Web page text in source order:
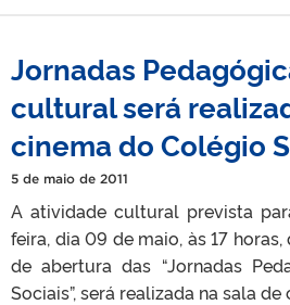
Jornadas
cultural será
cinema do Colégio
5 de maio de 2011
A atividade cultural prevista
feira, dia 09 de maio, às 17
de abertura das “Jornadas
Sociais”, será realizada na sala